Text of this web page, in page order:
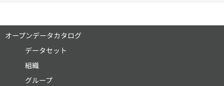
オープンデータカタログ
データセット
組織
グループ